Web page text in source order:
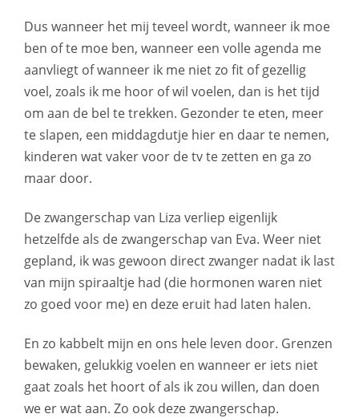
Dus wanneer het mij teveel wordt, wanneer ik moe
ben of te moe ben, wanneer een volle agenda me
aanvliegt of wanneer ik me niet zo fit of gezellig
voel, zoals ik me hoor of wil voelen, dan is het tijd
om aan de bel te trekken. Gezonder te eten, meer
te slapen, een middagdutje hier en daar te nemen,
kinderen wat vaker voor de tv te zetten en ga zo
maar door.
De zwangerschap van Liza verliep eigenlijk
hetzelfde als de zwangerschap van Eva. Weer niet
gepland, ik was gewoon direct zwanger nadat ik last
van mijn spiraaltje had (die hormonen waren niet
zo goed voor me) en deze eruit had laten halen.
En zo kabbelt mijn en ons hele leven door. Grenzen
bewaken, gelukkig voelen en wanneer er iets niet
gaat zoals het hoort of als ik zou willen, dan doen
we er wat aan. Zo ook deze zwangerschap.